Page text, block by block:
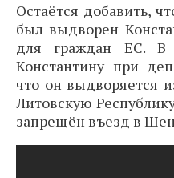
Остаётся добавить,
был выдворен
для граждан ЕС. В
Константину при
что он выдворяется
Литовскую
запрещён въезд в